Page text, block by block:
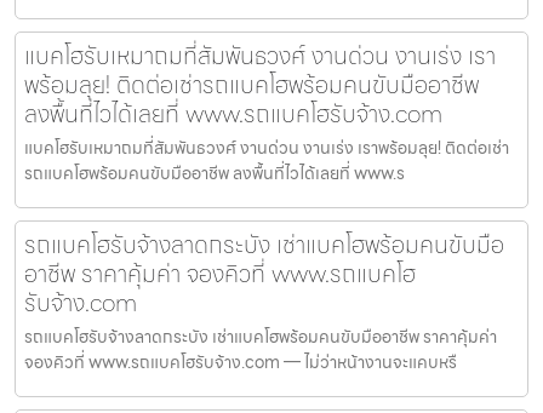
แบคโฮรับเหมาถมที่สัมพันธวงศ์ งานด่วน งานเร่ง เรา
พร้อมลุย! ติดต่อเช่ารถแบคโฮพร้อมคนขับมืออาชีพ
ลงพื้นที่ไวได้เลยที่ www.รถแบคโฮรับจ้าง.com
แบคโฮรับเหมาถมที่สัมพันธวงศ์ งานด่วน งานเร่ง เราพร้อมลุย! ติดต่อเช่า
รถแบคโฮพร้อมคนขับมืออาชีพ ลงพื้นที่ไวได้เลยที่ www.ร
รถแบคโฮรับจ้างลาดกระบัง เช่าแบคโฮพร้อมคนขับมือ
อาชีพ ราคาคุ้มค่า จองคิวที่ www.รถแบคโฮ
รับจ้าง.com
รถแบคโฮรับจ้างลาดกระบัง เช่าแบคโฮพร้อมคนขับมืออาชีพ ราคาคุ้มค่า
จองคิวที่ www.รถแบคโฮรับจ้าง.com — ไม่ว่าหน้างานจะแคบหรื